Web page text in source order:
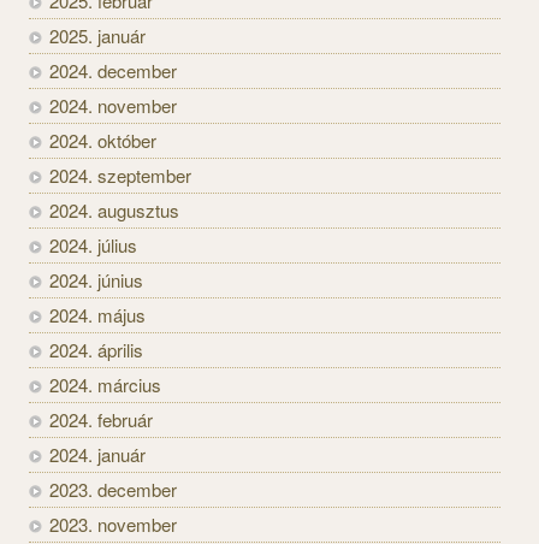
2025. január
2024. december
2024. november
2024. október
2024. szeptember
2024. augusztus
2024. július
2024. június
2024. május
2024. április
2024. március
2024. február
2024. január
2023. december
2023. november